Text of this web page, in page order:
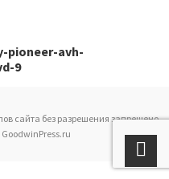
pioneer-avh-
9
сайта без разрешения запрещено